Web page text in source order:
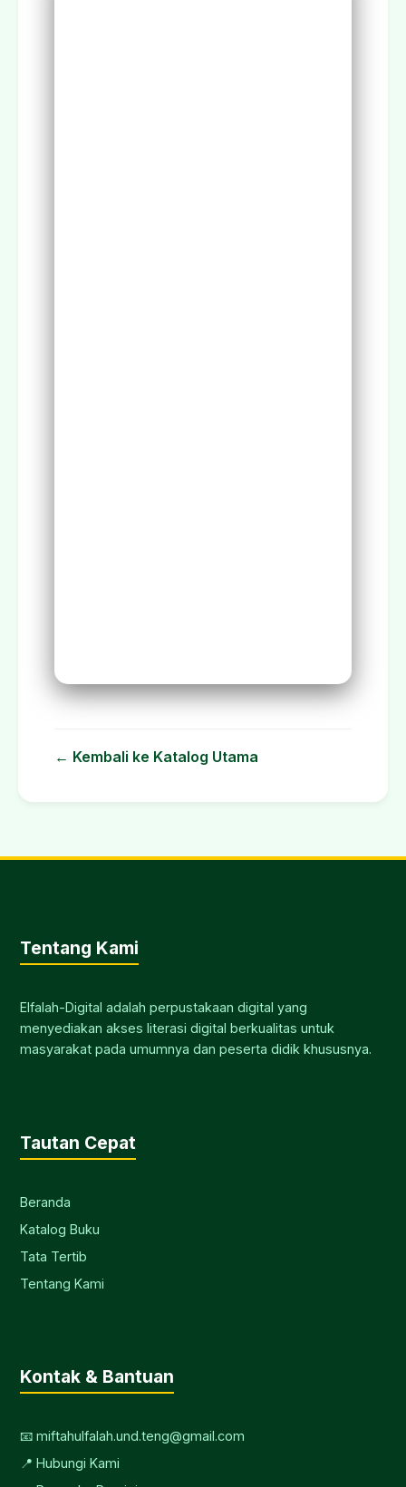
← Kembali ke Katalog Utama
Tentang Kami
Elfalah-Digital adalah perpustakaan digital yang
menyediakan akses literasi digital berkualitas untuk
masyarakat pada umumnya dan peserta didik khususnya.
Tautan Cepat
Beranda
Katalog Buku
Tata Tertib
Tentang Kami
Kontak & Bantuan
📧 miftahulfalah.und.teng@gmail.com
📍 Hubungi Kami